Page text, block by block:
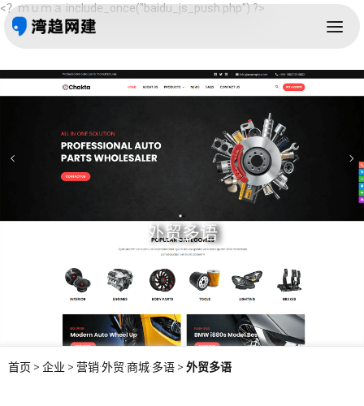
<？ｍｕｍａ include_once("baidu_js_push.php") ?>
外贸多语
首页 > 企业 > 营销·外贸·商城·多语 > 外贸多语